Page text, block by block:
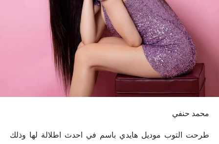
محمد حنفي
طرحت التوب موديل هايدي باسم في احدث اطلالة لها وذلك